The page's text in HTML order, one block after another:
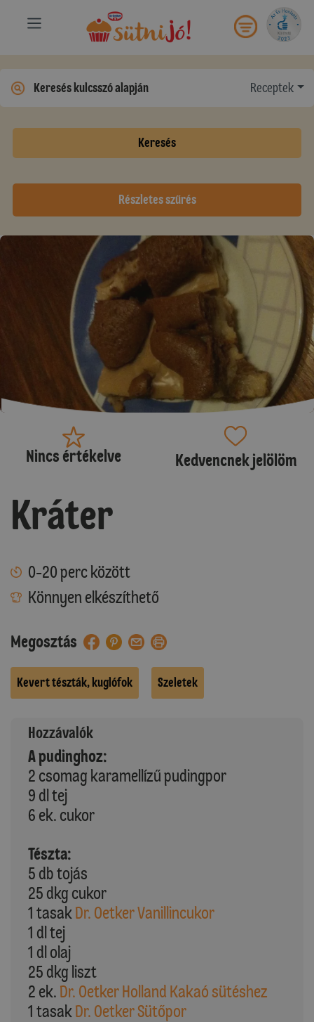
Receptek
Keresés
Részletes szűrés
Nincs értékelve Kedvencnek jelölöm
Kráter
0-20 perc között
Könnyen elkészíthető
Megosztás
Kevert tészták, kuglófok Szeletek
Hozzávalók
A pudinghoz:
2 csomag karamellízű pudingpor
9 dl tej
6 ek. cukor
Tészta:
5 db tojás
25 dkg cukor
1 tasak Dr. Oetker Vanillincukor
1 dl tej
1 dl olaj
25 dkg liszt
2 ek. Dr. Oetker Holland Kakaó sütéshez
1 tasak Dr. Oetker Sütőpor